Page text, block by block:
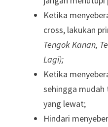
Ketika
cross, lakukan
Tengok Kanan,
Lagi);
Ketika
sehingga
yang lewat;
Hindari